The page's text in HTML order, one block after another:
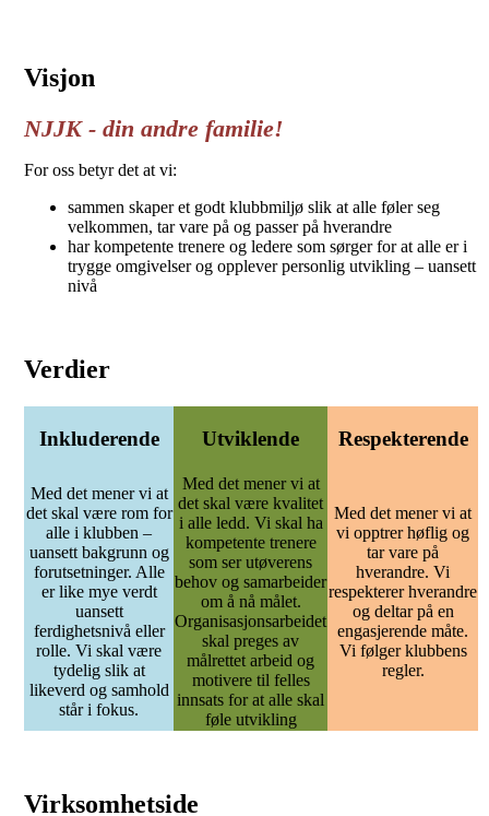
Visjon
NJJK - din andre familie!
For oss betyr det at vi:
sammen skaper et godt klubbmiljø slik at alle føler seg
velkommen, tar vare på og passer på hverandre
har kompetente trenere og ledere som sørger for at alle er i
trygge omgivelser og opplever personlig utvikling – uansett
nivå
Verdier
Inkluderende Utviklende Respekterende
Med det mener vi at
det skal være rom for
alle i klubben –
uansett bakgrunn og
forutsetninger. Alle
er like mye verdt
uansett
ferdighetsnivå eller
rolle. Vi skal være
tydelig slik at
likeverd og samhold
står i fokus.
Med det mener vi at
det skal være kvalitet
i alle ledd. Vi skal ha
kompetente trenere
som ser utøverens
behov og samarbeider
om å nå målet.
Organisasjonsarbeidet
skal preges av
målrettet arbeid og
motivere til felles
innsats for at alle skal
føle utvikling
Med det mener vi at
vi opptrer høflig og
tar vare på
hverandre. Vi
respekterer hverandre
og deltar på en
engasjerende måte.
Vi følger klubbens
regler.
Virksomhetside